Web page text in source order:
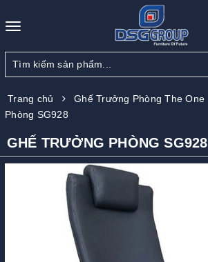
Toggle
Trang chủ Ghế Trưởng Phòng The One
Phòng SG928
GHẾ TRƯỞNG PHÒNG SG928